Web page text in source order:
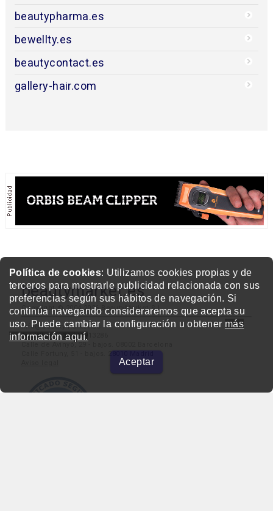
Política de cookies: Utilizamos cookies propias y de
terceros para mostrarle publicidad relacionada con sus
preferencias según sus hábitos de navegación. Si
continúa navegando consideraremos que acepta su
uso. Puede cambiar la configuración u obtener más
información aquí.
Aceptar
beautypharma.es
bewellty.es
beautycontact.es
gallery-hair.com
beautymarket.es
Copyright © 2004-2026 BeautyMarket S.L.
info@beautymarket.es
Tel./Wsp.: +34 661913286
Calle Fortuny, 51 - bajos. 28010 Madrid